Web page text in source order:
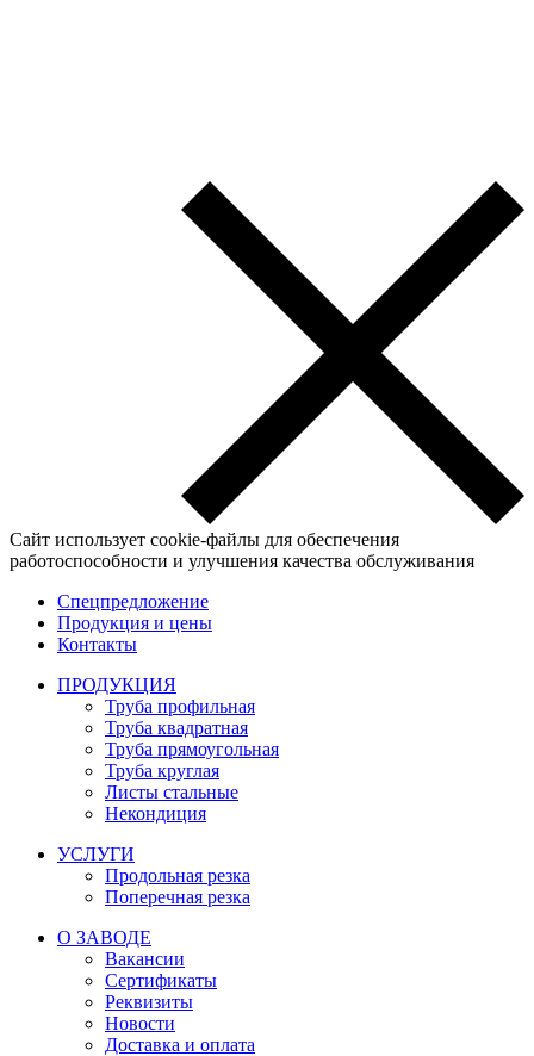
Сайт использует cookie-файлы для обеспечения
работоспособности и улучшения качества обслуживания
Спецпредложение
Продукция и цены
Контакты
ПРОДУКЦИЯ
Труба профильная
Труба квадратная
Труба прямоугольная
Труба круглая
Листы стальные
Некондиция
УСЛУГИ
Продольная резка
Поперечная резка
О ЗАВОДЕ
Вакансии
Сертификаты
Реквизиты
Новости
Доставка и оплата